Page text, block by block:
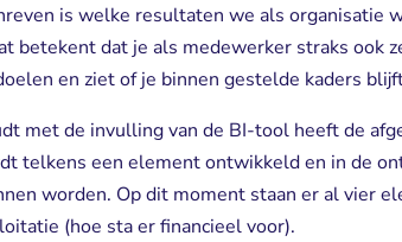
is welke resultaten we als organisatie
betekent dat je als medewerker straks ook
en ziet of je binnen gestelde kaders
met de invulling van de BI-tool heeft de
telkens een element ontwikkeld en in de
worden. Op dit moment staan er al vier
(hoe sta er financieel voor).